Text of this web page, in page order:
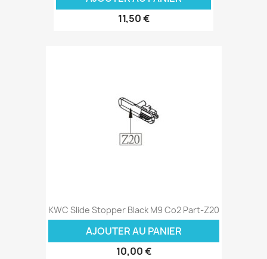
11,50 €
KWC Slide Stopper Black M9 Co2 Part-Z20
AJOUTER AU PANIER
10,00 €